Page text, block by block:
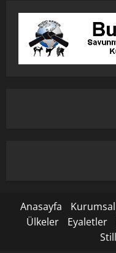
Anasayfa Kurumsal
Ülkeler
Eyaletler